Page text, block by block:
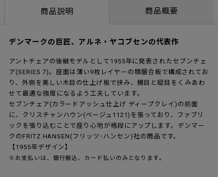
商品説明 商品概要
デンマークの巨匠、アルネ・ヤコブセンの代表作
アントチェアの後継モデルとして1955年に発表されたセブンチェ
ア(SERIES 7)。座面は薄い9枚レイヤーの積層合板で構成されてお
り、外側を美しい木目の仕上げ板で挟み、横目と縦目をくみあわ
せて最適な強度になるよう工夫しています。
セブンチェア(カラードアッシュ仕上げ ディープクレイ)の前面
に、クリスチャンハウン(ベージュ1121)を張っており、ファブリ
ックを張り込むことで座り心地が格段にアップします。デンマー
クのFRITZ HANSEN(フリッツ･ハンセン)社の商品です。
【1955年デザイン】
※お支払いは、銀行振込、カード払いのみとなります。